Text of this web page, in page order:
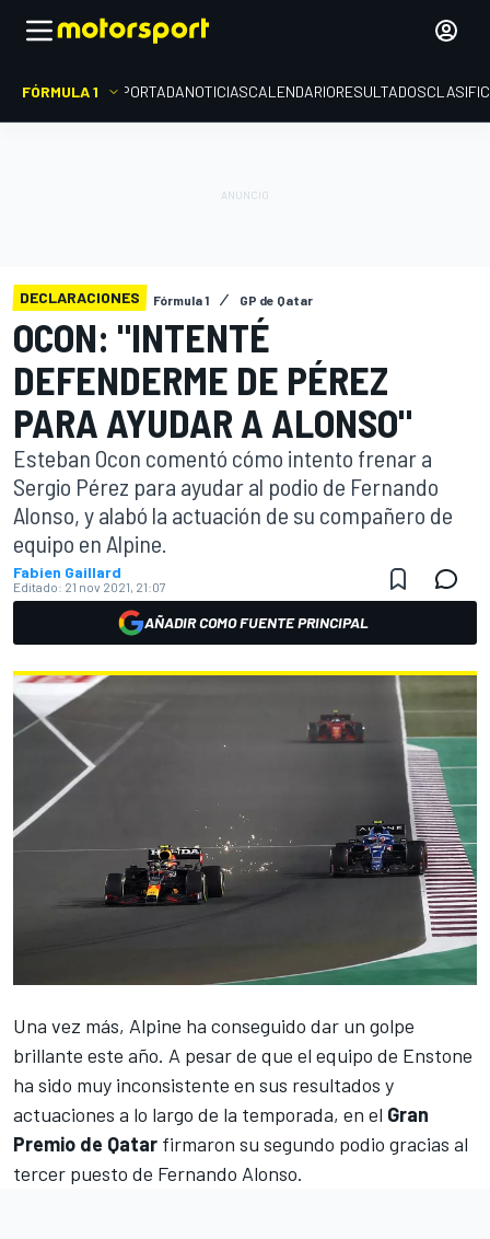
FÓRMULA 1 PORTADANOTICIASCALENDARIORESULTADOS
DECLARACIONES Fórmula 1 GP de Qatar
OCON: "INTENTÉ
DEFENDERME DE PÉREZ
PARA AYUDAR A ALONSO"
Esteban Ocon comentó cómo intento frenar a
Sergio Pérez para ayudar al podio de Fernando
Alonso, y alabó la actuación de su compañero de
equipo en Alpine.
Fabien Gaillard
Editado: 21 nov 2021, 21:07
AÑADIR COMO FUENTE PRINCIPAL
Una vez más, Alpine ha conseguido dar un golpe
brillante este año. A pesar de que el equipo de Enstone
ha sido muy inconsistente en sus resultados y
actuaciones a lo largo de la temporada, en el Gran
Premio de Qatar firmaron su segundo podio gracias al
tercer puesto de Fernando Alonso.